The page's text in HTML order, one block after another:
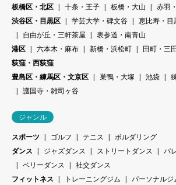
板橋区・北区
十条・王子 板橋・大山
赤羽
渋谷区・目黒区
学芸大学・碑文谷 恵比寿・目
自由が丘・三軒茶屋
表参道・南青山
港区
六本木・麻布 新橋・浜松町 田町・三
荻窪・西荻窪
豊島区・練馬区・文京区
巣鴨・大塚 池袋
護国寺・雑司ヶ谷
ジャンル
スポーツ
ゴルフ テニス
ボルダリング
ダンス
ジャズダンス ストリートダンス バ
ベリーダンス
社交ダンス
フィットネス
トレーニングジム パーソナルジ